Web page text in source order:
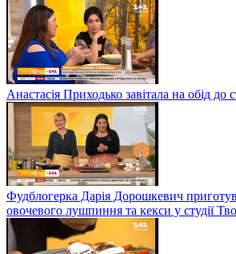
Анастасія Приходько завітала на обід до
Фудблогерка Дарія Дорошкевич
овочевого лушпиння та кекси у студії